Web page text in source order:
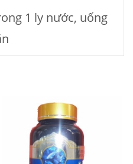
1 ly nước, uống